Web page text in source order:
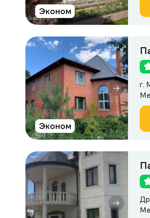
Эконом
Эконом
г.